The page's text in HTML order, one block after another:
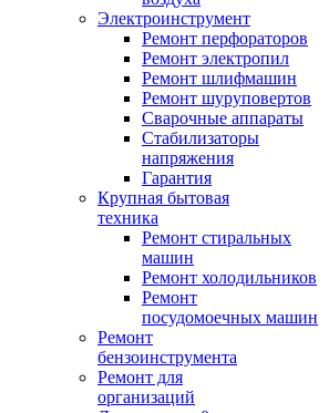
Электроинструмент
Ремонт перфораторов
Ремонт электропил
Ремонт шлифмашин
Ремонт шуруповертов
Сварочные аппараты
Стабилизаторы
напряжения
Гарантия
Крупная бытовая
техника
Ремонт стиральных
машин
Ремонт холодильников
Ремонт
посудомоечных машин
Ремонт
бензоинструмента
Ремонт для
организаций